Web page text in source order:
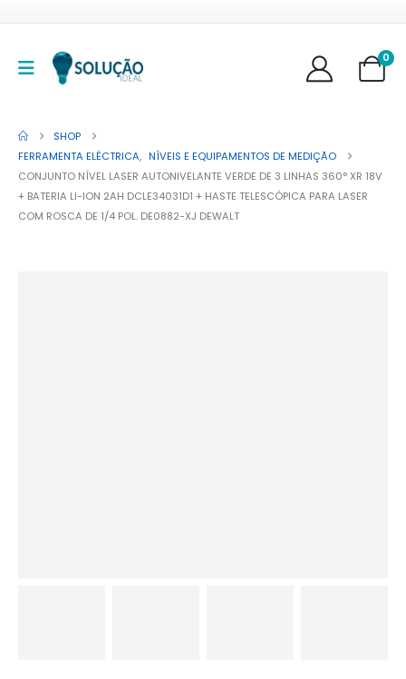
0
SHOP
FERRAMENTA ELÉCTRICA, NÍVEIS E EQUIPAMENTOS DE MEDIÇÃO
CONJUNTO NÍVEL LASER AUTONIVELANTE VERDE DE 3 LINHAS 360° XR 18V
+ BATERIA LI-ION 2AH DCLE34031D1 + HASTE TELESCÓPICA PARA LASER
COM ROSCA DE 1/4 POL. DE0882-XJ DEWALT